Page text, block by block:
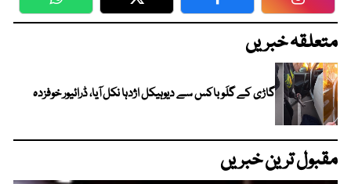
WhatsApp Twitter Facebook
متعلقہ خبریں
گاڑی کے گلَو باکس سے دیوہیکل اژدہا نکل آیا، ڈرائیور خوفزدہ
مقبول ترین خبریں